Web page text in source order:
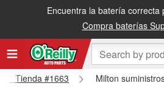
Encuentra la batería correcta
Compra baterías
Tienda #1663
Milton